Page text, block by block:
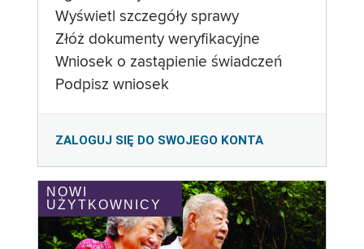
Wyświetl szczegóły sprawy
Złóż dokumenty weryfikacyjne
Wniosek o zastąpienie świadczeń
Podpisz wniosek
ZALOGUJ SIĘ DO SWOJEGO KONTA
NOWI
UŻYTKOWNICY